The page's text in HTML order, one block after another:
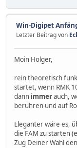
Win-Digipet
Letzter Beitrag von
Moin Holger,
rein theoretisch
startet, wenn RMK
dann immerauch,
berühren und auf
Eleganter wäre es,
die FAM zu starten
Zug Deiner Wahl